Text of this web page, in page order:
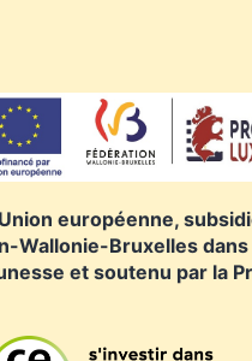
européenne,
Wallonie-Bruxelles
et soutenu par la